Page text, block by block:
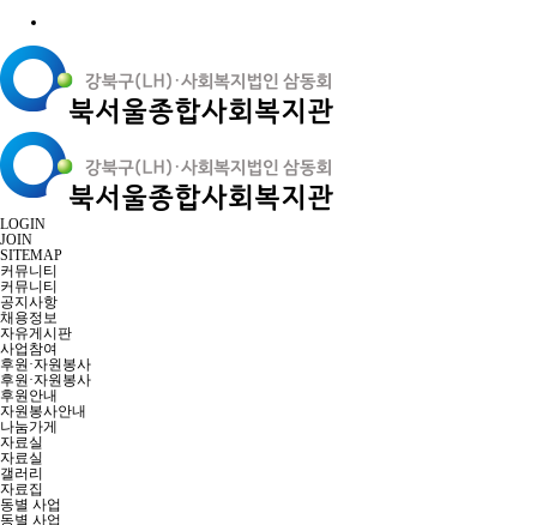
LOGIN
JOIN
SITEMAP
커뮤니티
커뮤니티
공지사항
채용정보
자유게시판
사업참여
후원·자원봉사
후원·자원봉사
후원안내
자원봉사안내
나눔가게
자료실
자료실
갤러리
자료집
동별 사업
동별 사업